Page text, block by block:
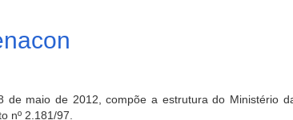
maio de 2012, compõe a estrutura do Ministério
nº 2.181/97.